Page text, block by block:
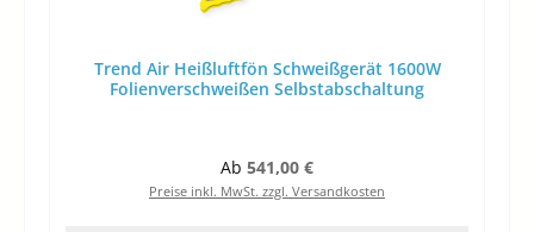
Trend Air Heißluftfön Schweißgerät 1600W
Folienverschweißen Selbstabschaltung
Regulärer Preis:
Ab 541,00 €
Preise inkl. MwSt. zzgl. Versandkosten